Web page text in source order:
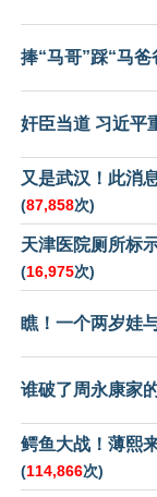
捧“马哥”踩“马爸
奸臣当道 习近平
又是武汉！此消
(87,858次)
天津医院厕所标
(16,975次)
瞧！一个两岁娃
谁破了周永康家
鳄鱼大战！薄熙
(114,866次)